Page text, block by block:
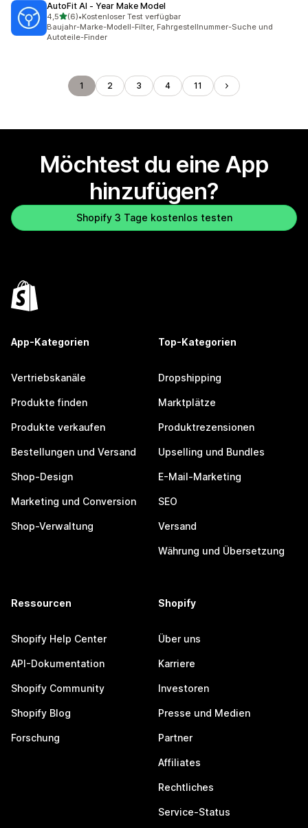
AutoFit AI ‑ Year Make Model
4,5von 5 Sternen
(6)
6 Rezensionen insgesamt
•Kostenloser Test verfügbar
Baujahr-Marke-Modell-Filter, Fahrgestellnummer-Suche und
Autoteile-Finder
1 2 3 4 11
Möchtest du eine App
hinzufügen?
Shopify 3 Tage kostenlos testen
App-Kategorien
Vertriebskanäle
Produkte finden
Produkte verkaufen
Bestellungen und Versand
Shop-Design
Marketing und Conversion
Shop-Verwaltung
Top-Kategorien
Dropshipping
Marktplätze
Produktrezensionen
Upselling und Bundles
E-Mail-Marketing
SEO
Versand
Währung und Übersetzung
Ressourcen
Shopify Help Center
API-Dokumentation
Shopify Community
Shopify Blog
Forschung
Shopify
Über uns
Karriere
Investoren
Presse und Medien
Partner
Affiliates
Rechtliches
Service-Status